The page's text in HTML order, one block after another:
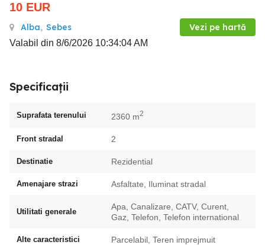
10 EUR
Alba, Sebes Vezi pe hartă
Valabil din 8/6/2026 10:34:04 AM
Specificații
Suprafata terenului 2360 m2
Front stradal 2
Destinatie Rezidential
Amenajare strazi Asfaltate, Iluminat stradal
Utilitati generale
Apa, Canalizare, CATV, Curent,
Gaz, Telefon, Telefon international
Alte caracteristici Parcelabil, Teren imprejmuit